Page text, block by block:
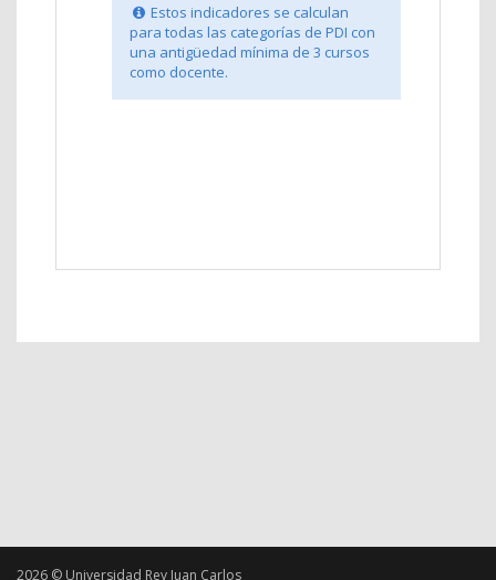
Estos indicadores se calculan
para todas las categorías de PDI con
una antigüedad mínima de 3 cursos
como docente.
2026 © Universidad Rey Juan Carlos